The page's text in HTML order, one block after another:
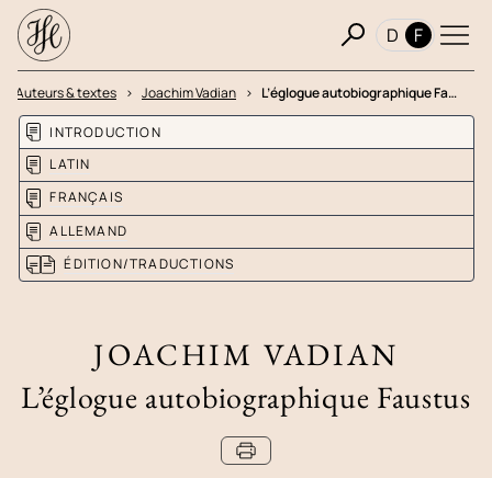
D F
Auteurs & textes Joachim Vadian L’églogue autobiographique Fa…
INTRODUCTION
LATIN
FRANÇAIS
ALLEMAND
ÉDITION/TRADUCTIONS
JOACHIM VADIAN
L’églogue autobiographique Faustus